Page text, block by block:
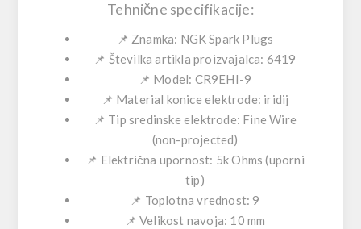
Tehnične specifikacije:
📌 Znamka: NGK Spark Plugs
📌 Številka artikla proizvajalca: 6419
📌 Model: CR9EHI-9
📌 Material konice elektrode: iridij
📌 Tip sredinske elektrode: Fine Wire
(non-projected)
📌 Električna upornost: 5k Ohms (uporni
tip)
📌 Toplotna vrednost: 9
📌 Velikost navoja: 10 mm